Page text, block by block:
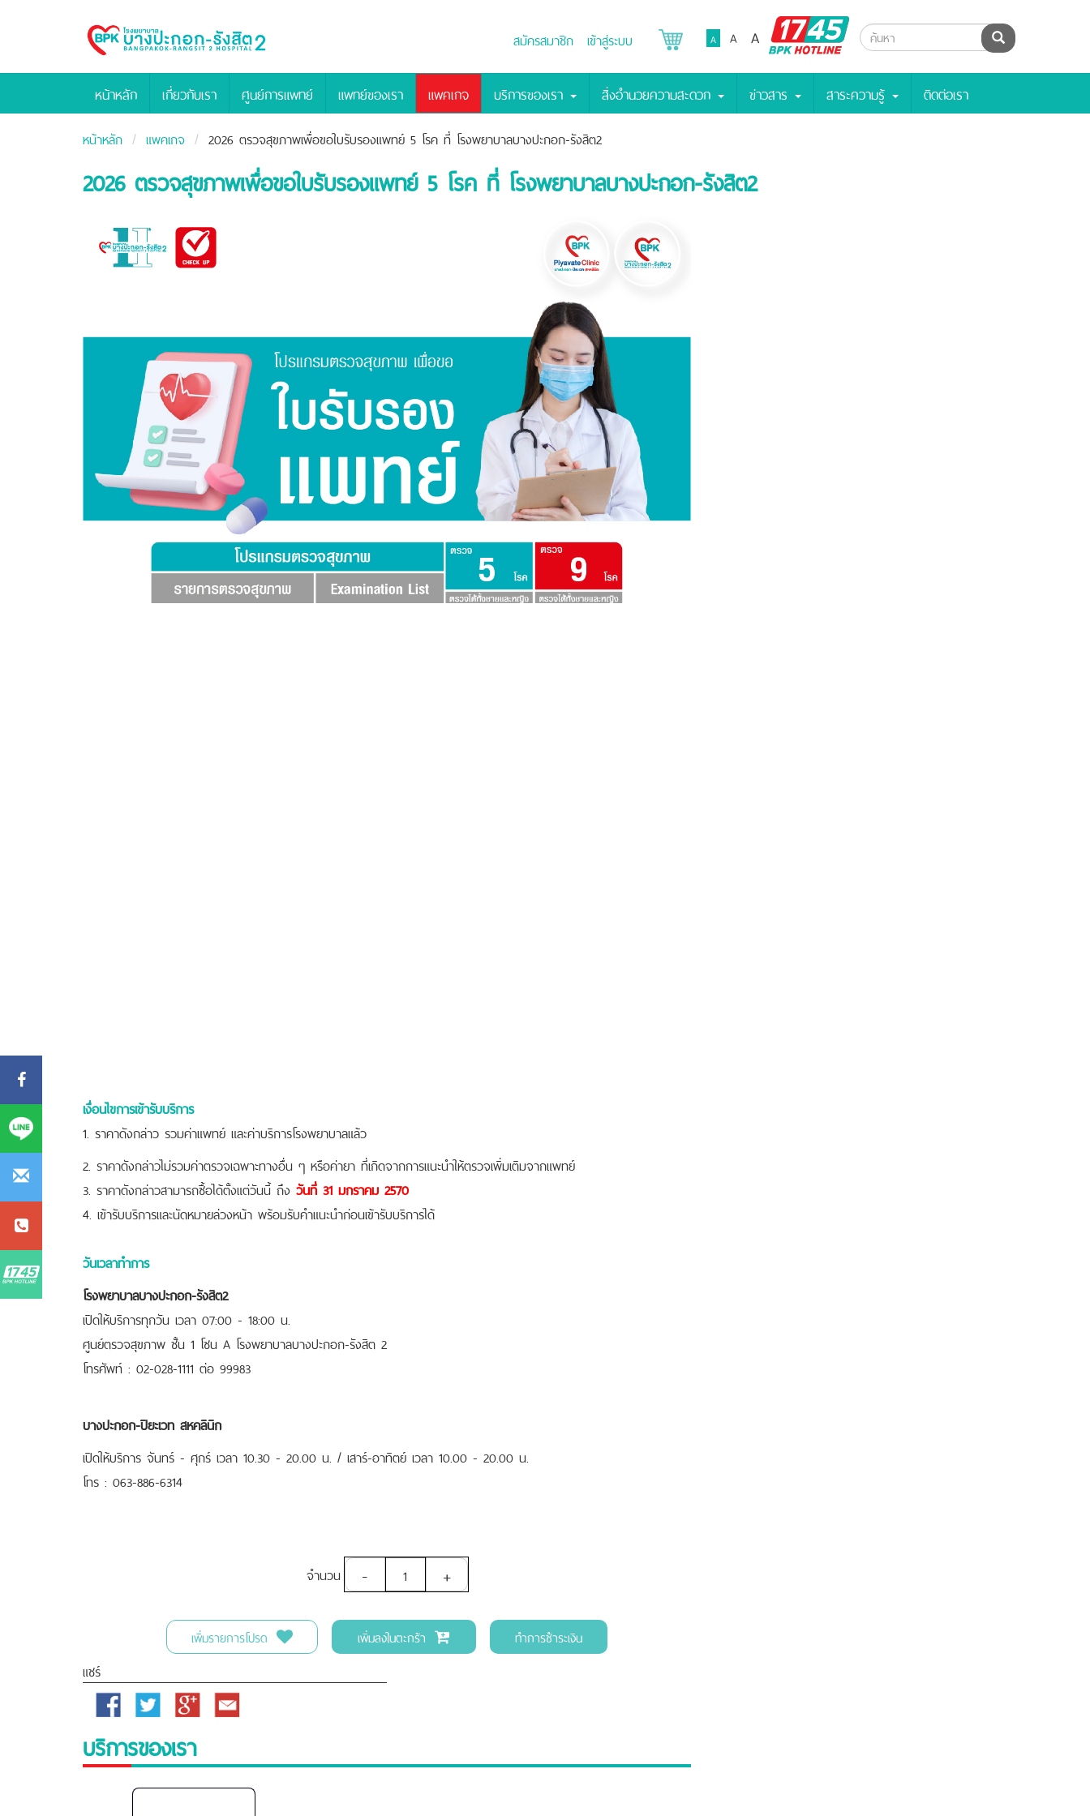
Bangpakok
Hospital
สมัครสมาชิก เข้าสู่ระบบ A A A
BPK
Hotline
ค้นหา
หน้าหลัก เกี่ยวกับเรา ศูนย์การแพทย์ แพทย์ของเรา แพคเกจ บริการของเรา สิ่งอำนวยความสะดวก ข่าวสาร สาระความรู้ ติดต่อเรา
หน้าหลัก แพคเกจ 2026 ตรวจสุขภาพเพื่อขอใบรับรองแพทย์ 5 โรค ที่ โรงพยาบาลบางปะกอก-รังสิต2
2026 ตรวจสุขภาพเพื่อขอใบรับรองแพทย์ 5 โรค ที่ โรงพยาบาลบางปะกอก-รังสิต2
เงื่อนไขการเข้ารับบริการ
1. ราคาดังกล่าว รวมค่าแพทย์ และค่าบริการโรงพยาบาลแล้ว
2. ราคาดังกล่าวไม่รวมค่าตรวจเฉพาะทางอื่น ๆ หรือค่ายา ที่เกิดจากการแนะนำให้ตรวจเพิ่มเติมจากแพทย์
3. ราคาดังกล่าวสามารถซื้อได้ตั้งแต่วันนี้ ถึง วันที่ 31 มกราคม 2570
4. เข้ารับบริการและนัดหมายล่วงหน้า พร้อมรับคำแนะนำก่อนเข้ารับบริการได้
วันเวลาทำการ
โรงพยาบาลบางปะกอก-รังสิต2
เปิดให้บริการทุกวัน เวลา 07:00 - 18:00 น.
ศูนย์ตรวจสุขภาพ ชั้น 1 โซน A โรงพยาบาลบางปะกอก-รังสิต 2
โทรศัพท์ : 02-028-1111 ต่อ 99983
บางปะกอก-ปิยะเวท สหคลินิก
เปิดให้บริการ จันทร์ - ศุกร์ เวลา 10.30 - 20.00 น. / เสาร์-อาทิตย์ เวลา 10.00 - 20.00 น.
โทร : 063-886-6314
จำนวน - +
เพิ่มรายการโปรด เพิ่มลงในตะกร้า ทำการชำระเงิน
แชร์
Facebook Twitter
Google
Email
บริการของเรา